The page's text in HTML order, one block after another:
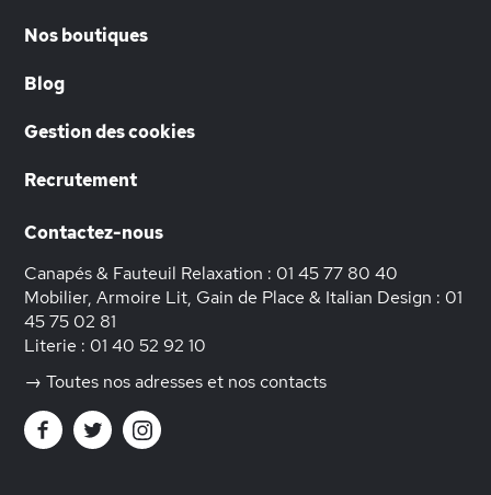
Nos boutiques
Blog
Gestion des cookies
Recrutement
Contactez-nous
Canapés & Fauteuil Relaxation : 01 45 77 80 40
Mobilier, Armoire Lit, Gain de Place & Italian Design : 01
45 75 02 81
Literie : 01 40 52 92 10
→ Toutes nos adresses et nos contacts